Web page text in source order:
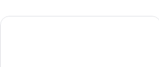
Golden Tulip Essential Namgang